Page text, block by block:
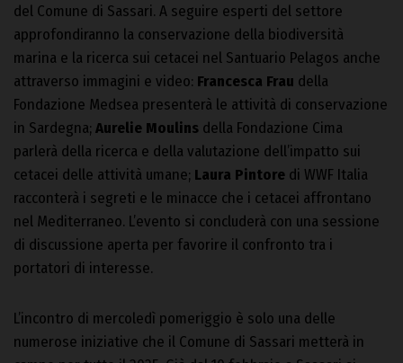
del Comune di Sassari. A seguire esperti del settore
approfondiranno la conservazione della biodiversità
marina e la ricerca sui cetacei nel Santuario Pelagos anche
attraverso immagini e video: Francesca Frau della
Fondazione Medsea presenterà le attività di conservazione
in Sardegna; Aurelie Moulins della Fondazione Cima
parlerà della ricerca e della valutazione dell’impatto sui
cetacei delle attività umane; Laura Pintore di WWF Italia
racconterà i segreti e le minacce che i cetacei affrontano
nel Mediterraneo. L’evento si concluderà con una sessione
di discussione aperta per favorire il confronto tra i
portatori di interesse.
L’incontro di mercoledì pomeriggio è solo una delle
numerose iniziative che il Comune di Sassari metterà in